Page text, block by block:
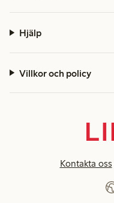
Hjälp
Villkor och policy
Kontakta oss